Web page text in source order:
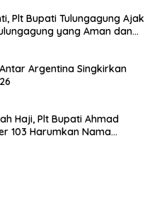
Plt Bupati Tulungagung Ajak
yang Aman dan
Argentina Singkirkan
Haji, Plt Bupati Ahmad
103 Harumkan Nama